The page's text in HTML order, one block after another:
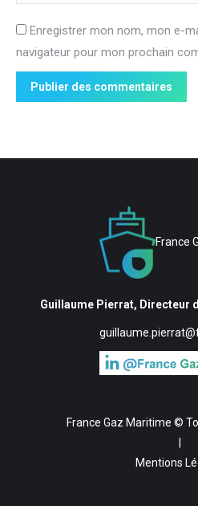
Enregistrer mon nom, mon e-
navigateur pour mon prochain
Publier des commentaires
France
Guillaume Pierrat, Directeur
France Gaz Maritime ©
Mentions